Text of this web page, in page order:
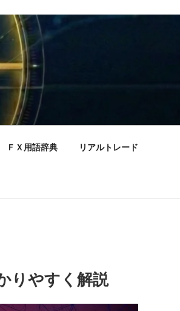
ＦＸ用語辞典 リアルトレード
りやすく解説